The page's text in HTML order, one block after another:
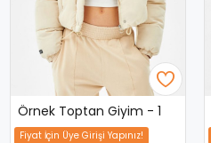
Örnek Toptan Giyim - 1
Fiyat İçin Üye Girişi Yapınız!